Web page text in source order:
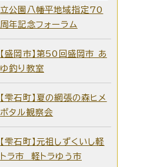
立公園八幡平地域指定70
周年記念フォーラム
【盛岡市】第50回盛岡市 あ
ゆ釣り教室
【雫石町】夏の網張の森ヒメ
ボタル観察会
【雫石町】元祖しずくいし軽
トラ市 軽トラゆう市